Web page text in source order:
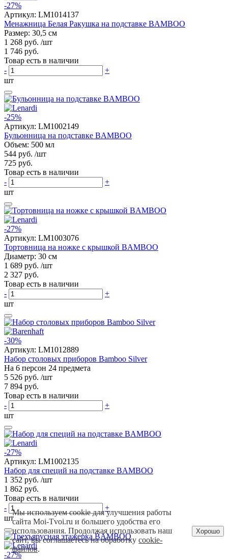
-27%
Артикул: LM1014137
Менажница Белая Ракушка на подставке BAMBOO
Размер: 30,5 см
1 268 руб. /шт
1 746 руб.
Товар есть в наличии
-
+
шт
-25%
Артикул: LM1002149
Бульонница на подставке BAMBOO
Объем: 500 мл
544 руб. /шт
725 руб.
Товар есть в наличии
-
+
шт
-27%
Артикул: LM1003076
Тортовница на ножке с крышкой BAMBOO
Диаметр: 30 см
1 689 руб. /шт
2 327 руб.
Товар есть в наличии
-
+
шт
-30%
Артикул: LM1012889
Набор столовых приборов Bamboo Silver
На 6 персон 24 предмета
5 526 руб. /шт
7 894 руб.
Товар есть в наличии
-
+
шт
-27%
Артикул: LM1002135
Набор для специй на подставке BAMBOO
1 352 руб. /шт
1 862 руб.
Товар есть в наличии
-
+
шт
-27%
Мы используем cookie для улучшения работы
сайта Moi-Tvoi.ru и большего удобства его
использования. Продолжая использовать наш
сайт, вы соглашаетесь на обработкуcookie-
файлов.
Хорошо